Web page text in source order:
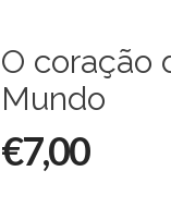
O coração
Mundo
€7,00